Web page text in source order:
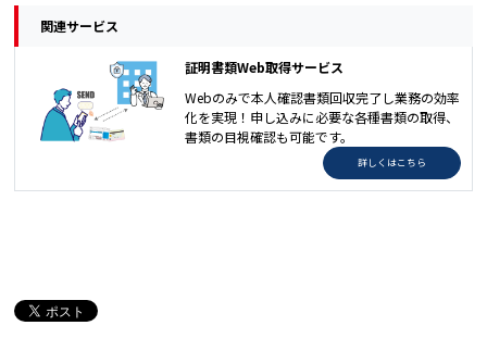
関連サービス
証明書類Web取得サービス
Webのみで本人確認書類回収完了し業務の効率
化を実現！申し込みに必要な各種書類の取得、
書類の目視確認も可能です。
詳しくはこちら